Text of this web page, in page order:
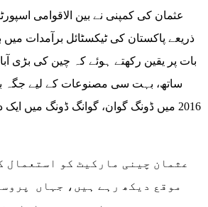
عثمان کی کمپنی نے بین الاقوامی
ذریعے پاکستان کی ٹیکسٹائل برآمدات
بات پر یقین رکھتے ہوئے کہ چین کی بڑی
ساتھ، بہت سی مصنوعات کے لیے جگہ
2016 میں ڈونگ گوان، گوانگ ڈونگ میں
عثمان چینی مارکیٹ کو استعمال
موقع دیکھ رہے ہیں، جہاں